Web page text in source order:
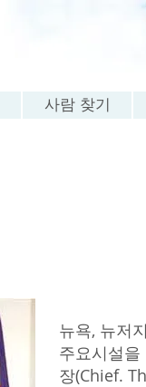
사람 찾기
뉴욕, 뉴저
주요시설
장(Chief.